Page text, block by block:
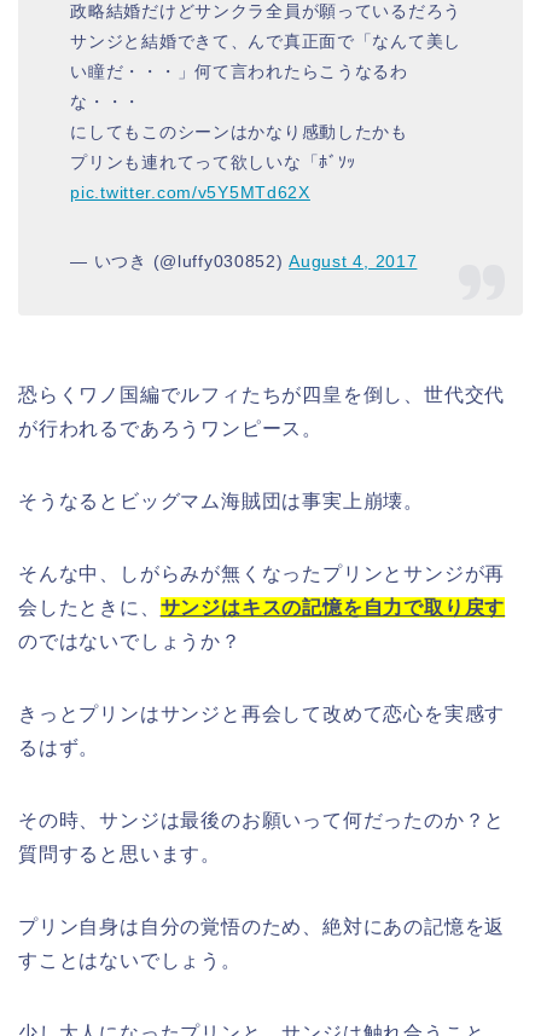
政略結婚だけどサンクラ全員が願っているだろう
サンジと結婚できて、んで真正面で「なんて美し
い瞳だ・・・」何て言われたらこうなるわ
な・・・
にしてもこのシーンはかなり感動したかも
プリンも連れてって欲しいな「ﾎﾞｿｯ
pic.twitter.com/v5Y5MTd62X
— いつき (@luffy030852)August 4, 2017
恐らくワノ国編でルフィたちが四皇を倒し、世代交代
が行われるであろうワンピース。
そうなるとビッグマム海賊団は事実上崩壊。
そんな中、しがらみが無くなったプリンとサンジが再
会したときに、 サンジはキスの記憶を自力で取り戻す
のではないでしょうか？
きっとプリンはサンジと再会して改めて恋心を実感す
るはず。
その時、サンジは最後のお願いって何だったのか？と
質問すると思います。
プリン自身は自分の覚悟のため、絶対にあの記憶を返
すことはないでしょう。